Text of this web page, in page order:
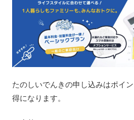
たのしいでんきの申し込みはポイ
得になります。